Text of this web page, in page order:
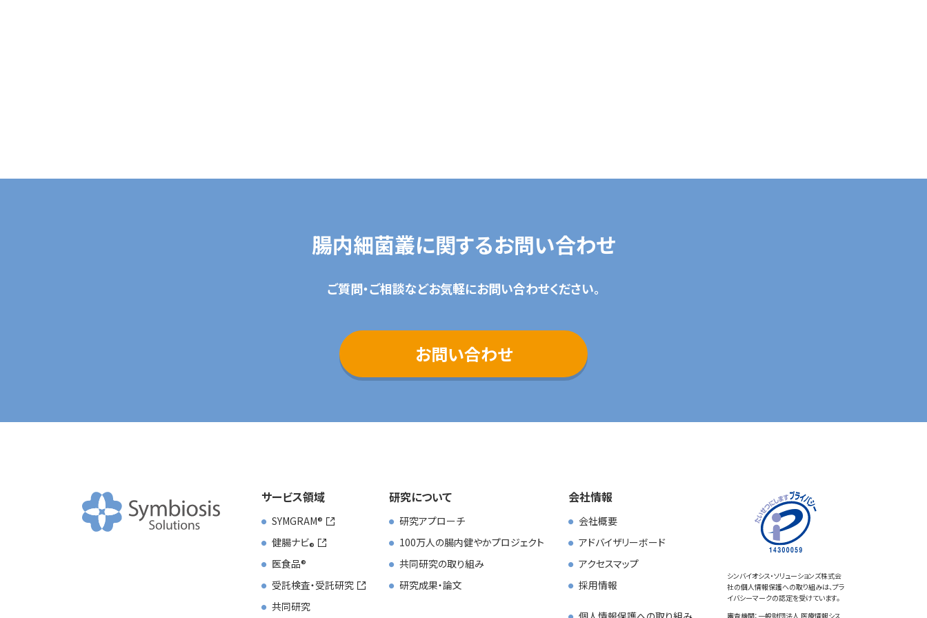
腸内細菌叢に関するお問い合わせ
ご質問・ご相談などお気軽にお問い合わせください。
お問い合わせ
サービス領域
SYMGRAM
健腸ナビ
医食品
受託検査・受託研究
共同研究
研究について
研究アプローチ
100万人の腸内健やかプロジェクト
共同研究の取り組み
研究成果・論文
会社情報
会社概要
アドバイザリーボード
アクセスマップ
採用情報
シンバイオシス・ソリューションズ株式会
社の個人情報保護への取り組みは、プラ
イバシーマークの認定を受けています。
審査機関：一般財団法人 医療情報シス
受託検査・受託研究
共同研究
会社情報
採用情報
お問い合わせ